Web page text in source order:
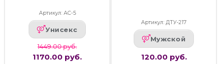
Артикул: АС-5
Унисекс
1449.00 руб.
1170.00 руб.
Артикул: ДТУ-217
Мужской
120.00 руб.